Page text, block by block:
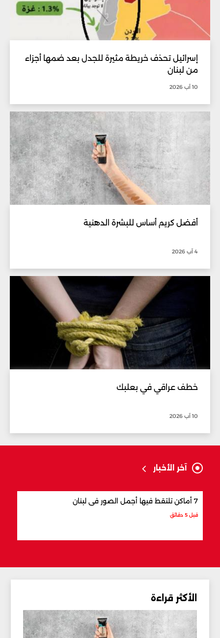
إسرائيل تحذف خريطة مثيرة للجدل بعد ضمها أجزاء
من لبنان
10 آب 2026
أفضل كريم أساس للبشرة الدهنية
4 آب 2026
خطف عراقي في بعلبك
10 آب 2026
آخر الأخبار
7 أماكن تلتقط فيها أجمل الصور في لبنان
قبل 5 دقائق
الأكثر قراءة